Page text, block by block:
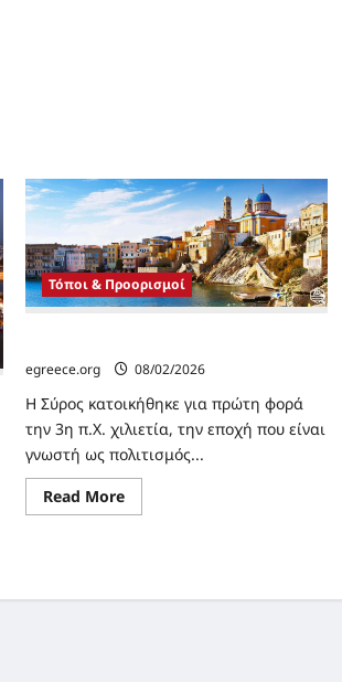
Τόποι & Προορισμοί
egreece.org
08/02/2026
Η Σύρος κατοικήθηκε για πρώτη φορά
την 3η π.Χ. χιλιετία, την εποχή που είναι
γνωστή ως πολιτισμός...
Read MoreRead
more